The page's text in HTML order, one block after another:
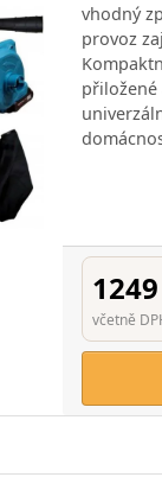
vhodný
provoz
včetně